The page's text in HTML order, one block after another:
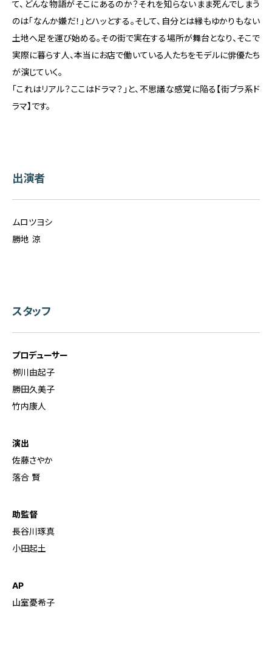
て、どんな物語がそこにあるのか？それを知らないまま死んでしまう
のは「なんか嫌だ！」とハッとする。そして、自分とは縁もゆかりもない
土地へ足を運び始める。その街で実在する場所が舞台となり、そこで
実際に暮らす人、本当にお店で働いている人たちをモデルに俳優たち
が演じていく。
「これはリアル？ここはドラマ？」と、不思議な感覚に陥る【街ブラ系ド
ラマ】です。
出演者
ムロツヨシ
勝地 涼
スタッフ
プロデューサー
栁川由起子
勝田久美子
竹内康人
演出
佐藤さやか
落合 賢
助監督
長谷川琢真
小田起土
AP
山室憂希子